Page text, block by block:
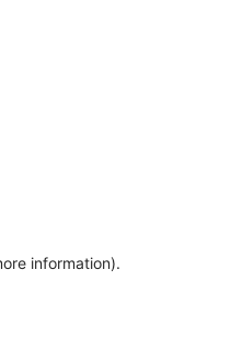
information).